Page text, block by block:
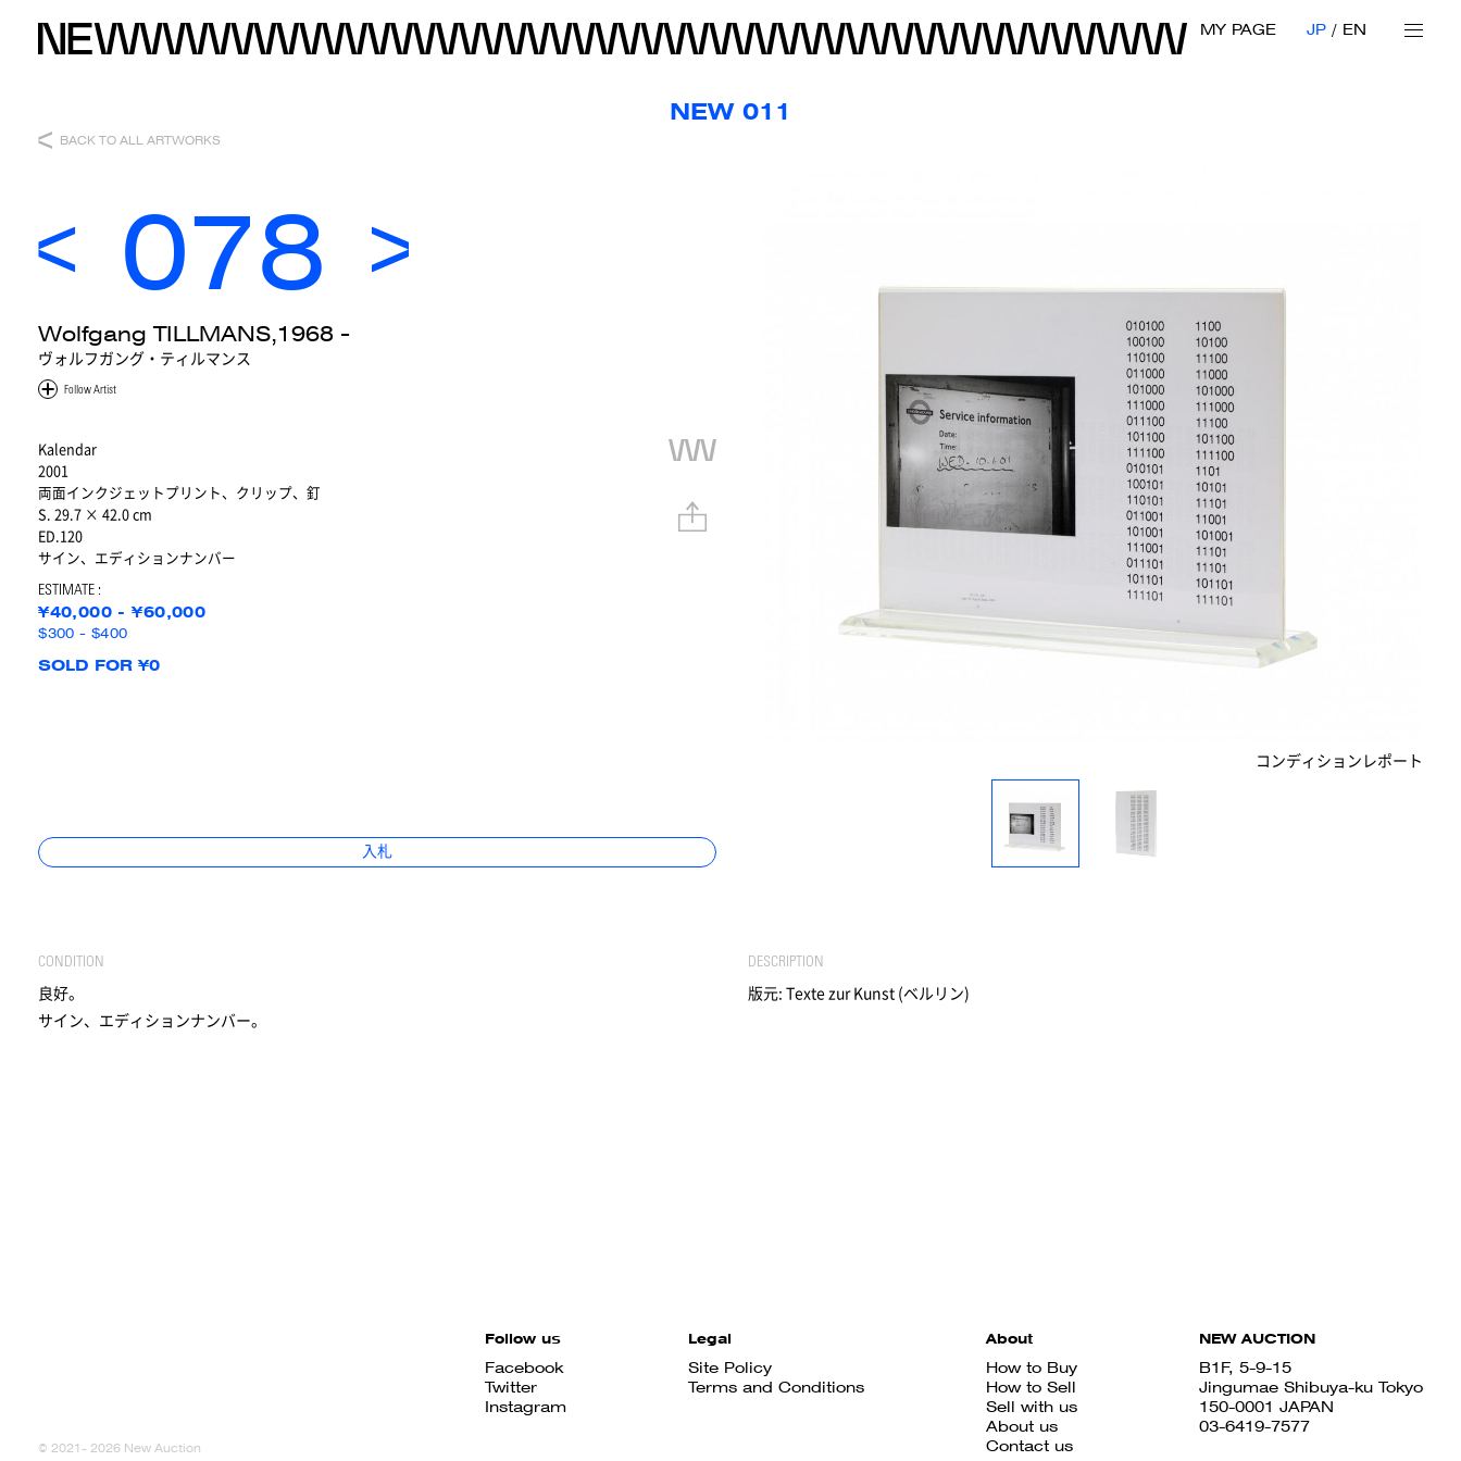
MY PAGE JP EN
NEW 011
BACK TO ALL ARTWORKS
078
コンディションレポート
Wolfgang TILLMANS,1968 -
ヴォルフガング・ティルマンス
Kalendar
2001
両面インクジェットプリント、クリップ、釘
S. 29.7 × 42.0 cm
ED.120
サイン、エディションナンバー
ESTIMATE :
¥40,000 - ¥60,000
$300 - $400
SOLD FOR ¥0
入札
CONDITION
良好。
サイン、エディションナンバー。
DESCRIPTION
版元: Texte zur Kunst (ベルリン)
Follow us
Facebook
Twitter
Instagram
Legal
Site Policy
Terms and Conditions
About
How to Buy
How to Sell
Sell with us
About us
Contact us
NEW AUCTION
B1F, 5-9-15
Jingumae Shibuya-ku Tokyo
150-0001 JAPAN
03-6419-7577
© 2021- 2026 New Auction